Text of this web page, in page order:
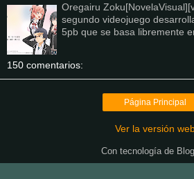
Oregairu
segundo videojuego
5pb que se basa libremente
150 comentarios:
Página Principal
Ver la versión
Con tecnología de